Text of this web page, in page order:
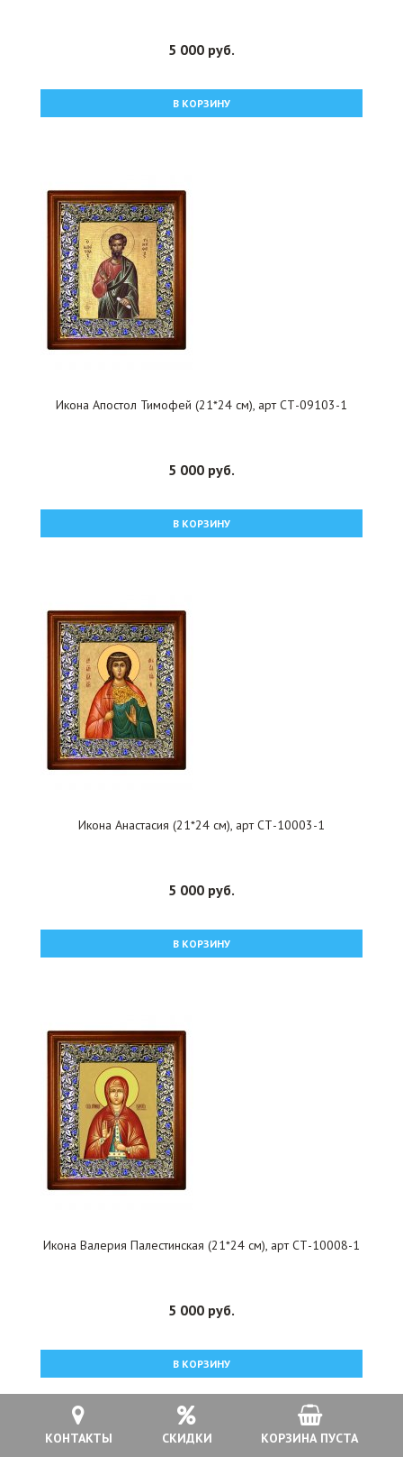
КОНТАКТЫ СКИДКИ КОРЗИНА ПУСТА
5 000 руб.
В КОРЗИНУ
Икона Апостол Тимофей (21*24 см), арт СТ-09103-1
5 000 руб.
В КОРЗИНУ
Икона Анастасия (21*24 см), арт СТ-10003-1
5 000 руб.
В КОРЗИНУ
Икона Валерия Палестинская (21*24 см), арт СТ-10008-1
5 000 руб.
В КОРЗИНУ